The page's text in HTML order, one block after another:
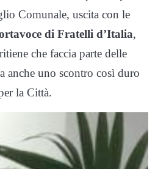
Comunale, uscita con le
di Fratelli d’Italia,
ritiene che faccia parte delle
anche uno scontro così duro
la Città.